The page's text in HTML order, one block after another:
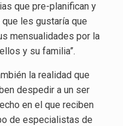
que pre-planifican y
les gustaría que
mensualidades por la
y su familia”.
la realidad que
despedir a un ser
en el que reciben
de especialistas de